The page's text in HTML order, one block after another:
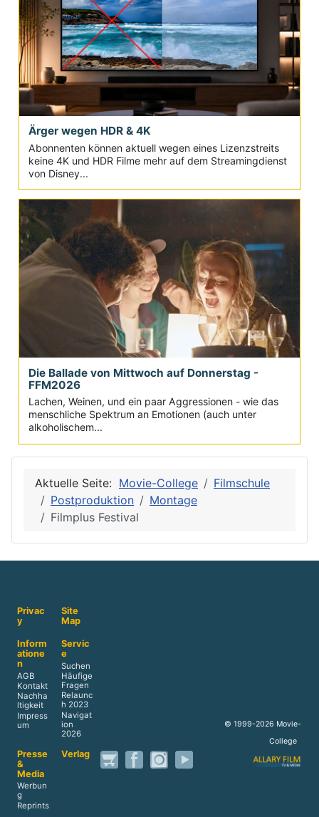
Ärger wegen HDR & 4K
Abonnenten können aktuell wegen eines Lizenzstreits
keine 4K und HDR Filme mehr auf dem Streamingdienst
von Disney...
Die Ballade von Mittwoch auf Donnerstag -
FFM2026
Lachen, Weinen, und ein paar Aggressionen - wie das
menschliche Spektrum an Emotionen (auch unter
alkoholischem...
Aktuelle Seite: Movie-College
Filmschule
Postproduktion
Montage
Filmplus Festival
Privac
y
Site
Map
Inform
atione
n
AGB
Kontakt
Nachha
ltigkeit
Impress
um
Servic
e
Suchen
Häufige
Fragen
Relaunc
h 2023
Navigat
ion
2026
Presse
&
Media
Werbun
g
Reprints
Verlag
© 1999-2026 Movie-
College